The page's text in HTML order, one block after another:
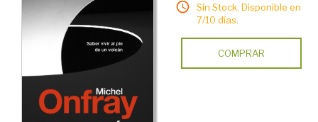
Sin Stock. Disponible en
7/10 días.
COMPRAR